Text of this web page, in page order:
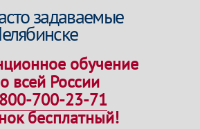
задаваемые
обучение
всей России
700-23-71
бесплатный!